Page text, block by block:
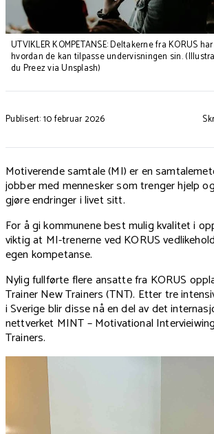
UTVIKLER KOMPETANSE: Deltakerne fra KORUS
hvordan de kan tilpasse undervisningen sin.
du Preez via Unsplash)
Publisert: 10 februar 2026
Motiverende samtale (MI) er en
jobber med mennesker som trenger hjelp
gjøre endringer i livet sitt.
For å gi kommunene best mulig kvalitet i
viktig at MI-trenerne ved KORUS
egen kompetanse.
Nylig fullførte flere ansatte fra KORUS
Trainer New Trainers (TNT). Etter tre
i Sverige blir disse nå en del av det
nettverket MINT – Motivational
Trainers.